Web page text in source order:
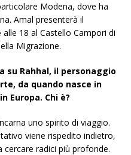
Modena, dove ha
Amal presenterà il
alle 18 al Castello Campori di
Migrazione.
su Rahhal, il personaggio
da quando nasce in
Europa. Chi è?
uno spirito di viaggio.
viene rispedito indietro,
radici più profonde.